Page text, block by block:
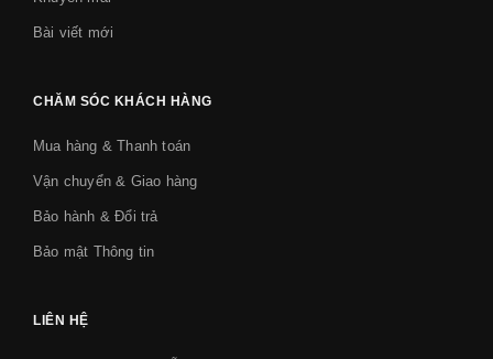
Bài viết mới
CHĂM SÓC KHÁCH HÀNG
Mua hàng & Thanh toán
Vận chuyển & Giao hàng
Bảo hành & Đổi trả
Bảo mật Thông tin
LIÊN HỆ